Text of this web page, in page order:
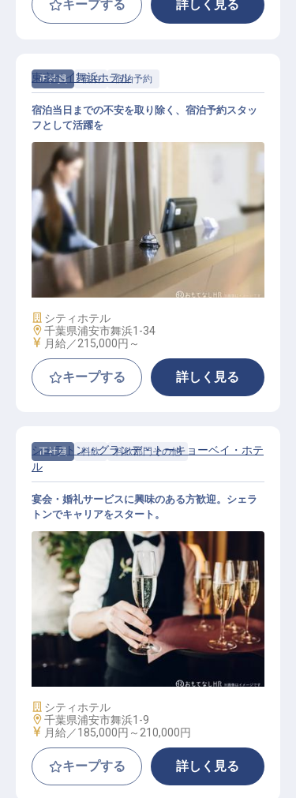
キープする 詳しく見る
正社員 宿泊 宿泊予約
宿泊予約スタッフ
東京ベイ舞浜ホテル
宿泊当日までの不安を取り除く、宿泊予約スタッ
フとして活躍を
施設業態
シティホテル
勤務地
千葉県浦安市舞浜1-34
給与
月給／215,000円～
キープする 詳しく見る
正社員 料飲 料飲部門その他
宴会サービス
シェラトン・グランデ・トーキョーベイ・ホテ
ル
宴会・婚礼サービスに興味のある方歓迎。シェラ
トンでキャリアをスタート。
施設業態
シティホテル
勤務地
千葉県浦安市舞浜1-9
給与
月給／185,000円～ 210,000円
キープする 詳しく見る